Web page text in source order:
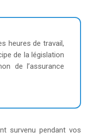
heures de travail,
de la législation
de l’assurance
survenu pendant vos